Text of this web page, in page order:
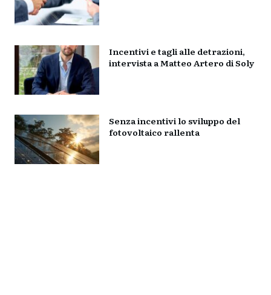
Incentivi e tagli alle detrazioni,
intervista a Matteo Artero di Soly
Senza incentivi lo sviluppo del
fotovoltaico rallenta